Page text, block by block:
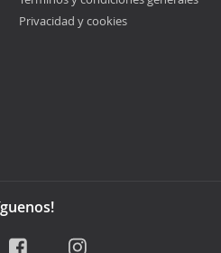
Privacidad y cookies